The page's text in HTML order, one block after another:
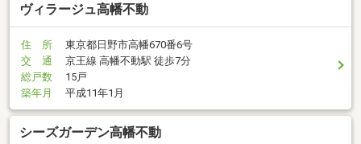
ヴィラージュ高幡不動
住 所
東京都日野市高幡670番6号
交 通
京王線 高幡不動駅 徒歩7分
総戸数
15戸
築年月
平成11年1月
シーズガーデン高幡不動